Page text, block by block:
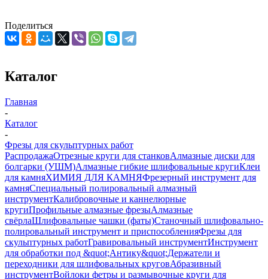
Поделиться
Каталог
Главная
-
Каталог
-
Фрезы для скульптурных работ
РаспродажаОтрезные круги для станковАлмазные диски для
болгарки (УШМ)Алмазные гибкие шлифовальные кругиКлеи
для камняХИМИЯ ДЛЯ КАМНЯФрезерный инструмент для
камняСпециальный полировальный алмазный
инструментКалибровочные и каннелюрные
кругиПрофильные алмазные фрезыАлмазные
свёрлаШлифовальные чашки (фаты)Станочный шлифовально-
полировальный инструмент и приспособленияФрезы для
скульптурных работГравировальный инструментИнструмент
для обработки под &quot;Антику&quot;Держатели и
переходники для шлифовальных круговАбразивный
инструментВойлоки фетры и размывочные круги для